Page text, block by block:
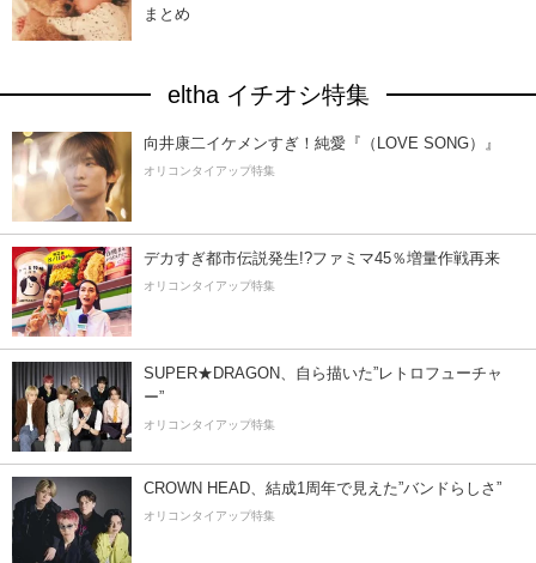
まとめ
eltha イチオシ特集
向井康二イケメンすぎ！純愛『（LOVE SONG）』
オリコンタイアップ特集
デカすぎ都市伝説発生!?ファミマ45％増量作戦再来
オリコンタイアップ特集
SUPER★DRAGON、自ら描いた”レトロフューチャ
ー”
オリコンタイアップ特集
CROWN HEAD、結成1周年で見えた”バンドらしさ”
オリコンタイアップ特集